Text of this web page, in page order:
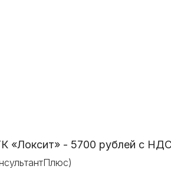
«Локсит» - 5700 рублей с